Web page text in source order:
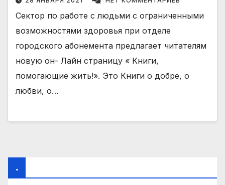
Сектор по работе с людьми с ограниченными
возможностями здоровья при отделе
городского абонемента предлагает читателям
новую он- Лайн страницу « Книги,
помогающие жить!». Это Книги о добре, о
любви, о…
.